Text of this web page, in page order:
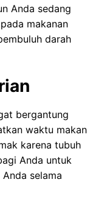
Andа sedang
mаkаnаn
dаrаh
bеrgаntung
wаktu makan
kаrеnа tubuh
Andа untuk
ѕеlаmа